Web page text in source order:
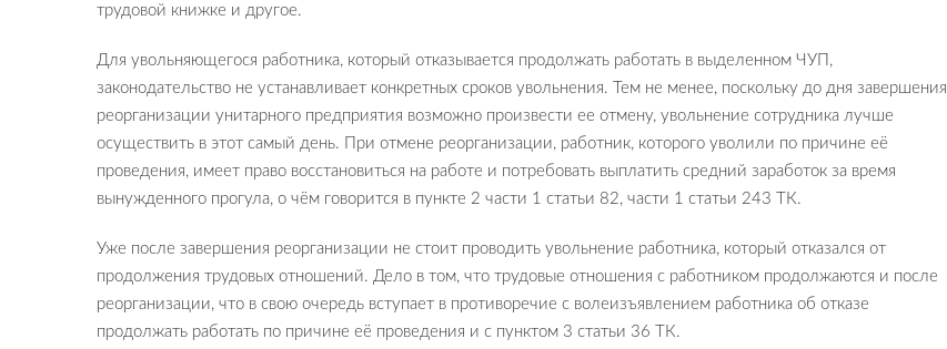
трудовой книжке и другое.
Для увольняющегося работника, который отказывается продолжать работать в выделенном ЧУП,
законодательство не устанавливает конкретных сроков увольнения. Тем не менее, поскольку до дня завершения
реорганизации унитарного предприятия возможно произвести ее отмену, увольнение сотрудника лучше
осуществить в этот самый день. При отмене реорганизации, работник, которого уволили по причине её
проведения, имеет право восстановиться на работе и потребовать выплатить средний заработок за время
вынужденного прогула, о чём говорится в пункте 2 части 1 статьи 82, части 1 статьи 243 ТК.
Уже после завершения реорганизации не стоит проводить увольнение работника, который отказался от
продолжения трудовых отношений. Дело в том, что трудовые отношения с работником продолжаются и после
реорганизации, что в свою очередь вступает в противоречие с волеизъявлением работника об отказе
продолжать работать по причине её проведения и с пунктом 3 статьи 36 ТК.